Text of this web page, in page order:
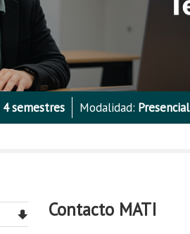
4 semestres Modalidad: Presencial
Contacto MATI